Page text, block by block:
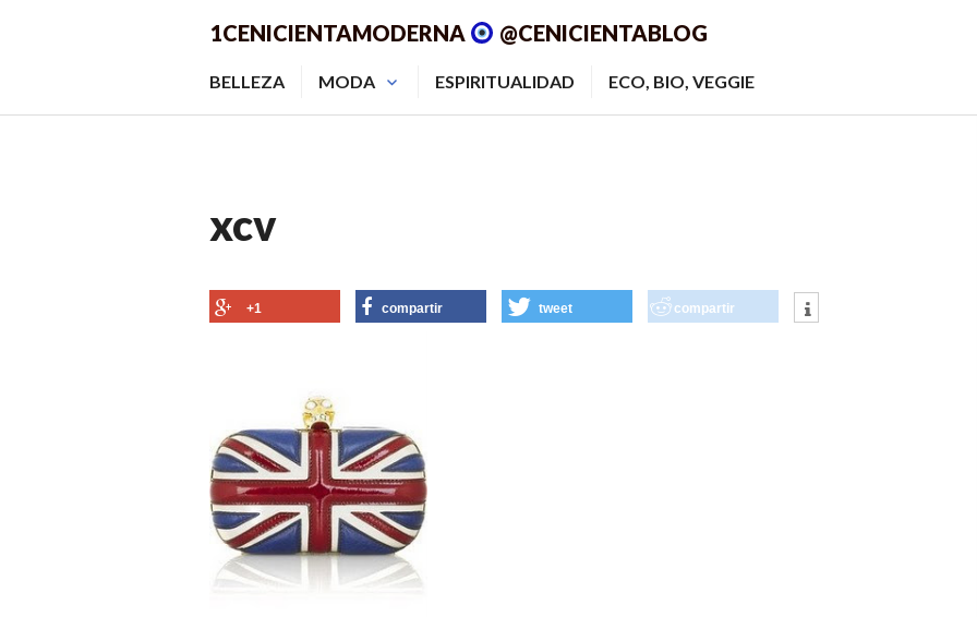
1CENICIENTAMODERNA @CENICIENTABLOG
BELLEZA MODA ESPIRITUALIDAD ECO, BIO, VEGGIE
xcv
+1 compartir tweet compartir